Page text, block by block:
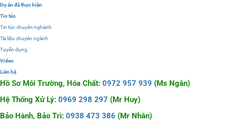
Dự án đã thực hiện
Tin tức
Tin tức chuyên nghành
Tài liệu chuyên ngành
Tuyển dụng
Video
Liên hệ
Hồ Sơ Môi Trường, Hóa Chất: 0972 957 939 (Ms Ngân)
Hệ Thống Xử Lý: 0969 298 297 (Mr Huy)
Bảo Hành, Bảo Trì: 0938 473 386 (Mr Nhân)